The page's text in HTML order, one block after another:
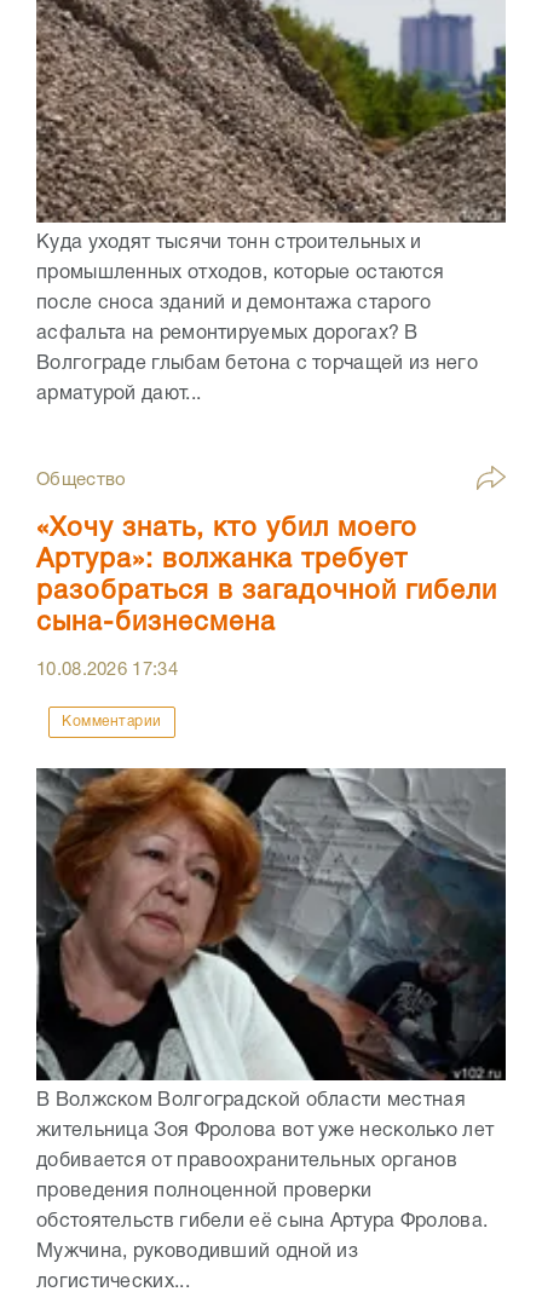
Куда уходят тысячи тонн строительных и
промышленных отходов, которые остаются
после сноса зданий и демонтажа старого
асфальта на ремонтируемых дорогах? В
Волгограде глыбам бетона с торчащей из него
арматурой дают...
Общество
«Хочу знать, кто убил моего
Артура»: волжанка требует
разобраться в загадочной гибели
сына-бизнесмена
10.08.2026 17:34
Комментарии
В Волжском Волгоградской области местная
жительница Зоя Фролова вот уже несколько лет
добивается от правоохранительных органов
проведения полноценной проверки
обстоятельств гибели её сына Артура Фролова.
Мужчина, руководивший одной из
логистических...